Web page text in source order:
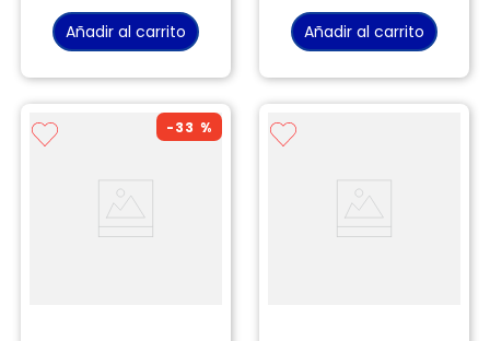
Añadir al carrito Añadir al carrito
-33 %